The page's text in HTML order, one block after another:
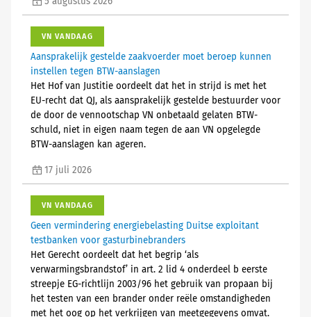
VN VANDAAG
Aansprakelijk gestelde zaakvoerder moet beroep kunnen
instellen tegen BTW-aanslagen
Het Hof van Justitie oordeelt dat het in strijd is met het
EU-recht dat QJ, als aansprakelijk gestelde bestuurder voor
de door de vennootschap VN onbetaald gelaten BTW-
schuld, niet in eigen naam tegen de aan VN opgelegde
BTW-aanslagen kan ageren.
17 juli 2026
VN VANDAAG
Geen vermindering energiebelasting Duitse exploitant
testbanken voor gasturbinebranders
Het Gerecht oordeelt dat het begrip ‘als
verwarmingsbrandstof’ in art. 2 lid 4 onderdeel b eerste
streepje EG-richtlijn 2003/96 het gebruik van propaan bij
het testen van een brander onder reële omstandigheden
met het oog op het verkrijgen van meetgegevens omvat.